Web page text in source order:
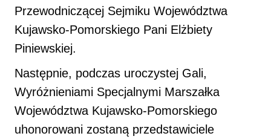
Przewodniczącej Sejmiku Województwa
Kujawsko-Pomorskiego Pani Elżbiety
Piniewskiej.
Następnie, podczas uroczystej Gali,
Wyróżnieniami Specjalnymi Marszałka
Województwa Kujawsko-Pomorskiego
uhonorowani zostaną przedstawiciele